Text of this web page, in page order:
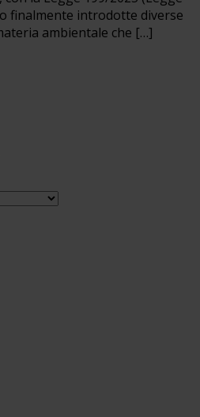
finalmente introdotte diverse
ambientale che […]